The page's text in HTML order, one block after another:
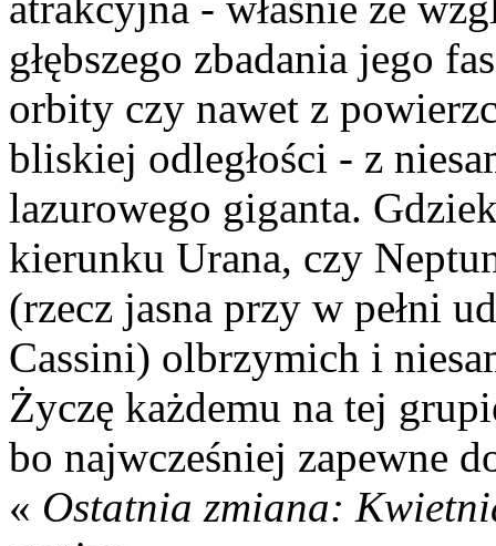
głębszego zbadania jego
orbity czy nawet z
bliskiej odległości - z
lazurowego giganta.
kierunku Urana, czy
(rzecz jasna przy w pełni
Cassini) olbrzymich i
Życzę każdemu na tej
bo najwcześniej zapewne
« Ostatnia zmiana: